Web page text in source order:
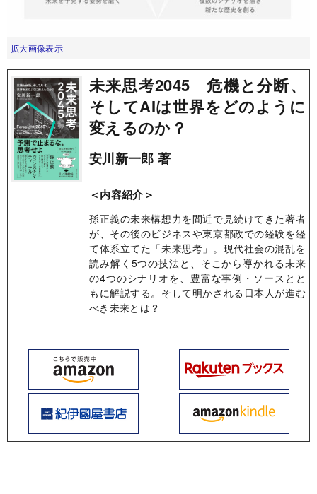
拡大画像表示
未来思考2045 危機と分断、
そしてAIは世界をどのように
変えるのか？
安川新一郎 著
＜内容紹介＞
孫正義の未来構想力を間近で見続けてきた著者
が、その後のビジネスや東京都政での経験を経
て体系立てた「未来思考」。現代社会の混乱を
読み解く5つの技法と、そこから導かれる未来
の4つのシナリオを、豊富な事例・ソースとと
もに解説する。そして明かされる日本人が進む
べき未来とは？